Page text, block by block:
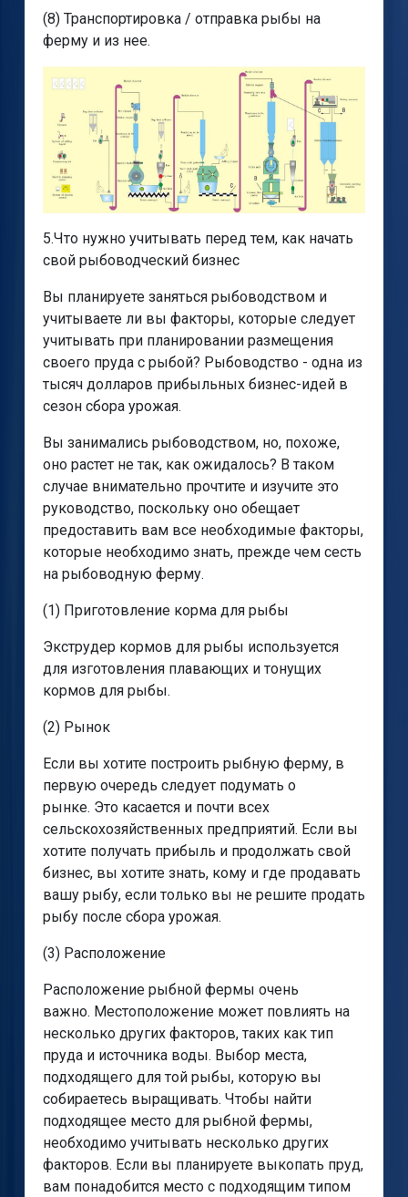
(8) Транспортировка / отправка рыбы на
ферму и из нее.
5.Что нужно учитывать перед тем, как начать
свой рыбоводческий бизнес
Вы планируете заняться рыбоводством и
учитываете ли вы факторы, которые следует
учитывать при планировании размещения
своего пруда с рыбой? Рыбоводство - одна из
тысяч долларов прибыльных бизнес-идей в
сезон сбора урожая.
Вы занимались рыбоводством, но, похоже,
оно растет не так, как ожидалось? В таком
случае внимательно прочтите и изучите это
руководство, поскольку оно обещает
предоставить вам все необходимые факторы,
которые необходимо знать, прежде чем сесть
на рыбоводную ферму.
(1) Приготовление корма для рыбы
Экструдер кормов для рыбы используется
для изготовления плавающих и тонущих
кормов для рыбы.
(2) Рынок
Если вы хотите построить рыбную ферму, в
первую очередь следует подумать о
рынке. Это касается и почти всех
сельскохозяйственных предприятий. Если вы
хотите получать прибыль и продолжать свой
бизнес, вы хотите знать, кому и где продавать
вашу рыбу, если только вы не решите продать
рыбу после сбора урожая.
(3) Расположение
Расположение рыбной фермы очень
важно. Местоположение может повлиять на
несколько других факторов, таких как тип
пруда и источника воды. Выбор места,
подходящего для той рыбы, которую вы
собираетесь выращивать. Чтобы найти
подходящее место для рыбной фермы,
необходимо учитывать несколько других
факторов. Если вы планируете выкопать пруд,
вам понадобится место с подходящим типом